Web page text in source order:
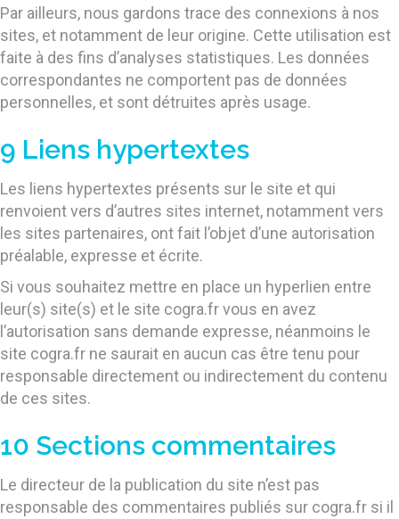
Par ailleurs, nous gardons trace des connexions à nos
sites, et notamment de leur origine. Cette utilisation est
faite à des fins d’analyses statistiques. Les données
correspondantes ne comportent pas de données
personnelles, et sont détruites après usage.
9 Liens hypertextes
Les liens hypertextes présents sur le site et qui
renvoient vers d’autres sites internet, notamment vers
les sites partenaires, ont fait l’objet d’une autorisation
préalable, expresse et écrite.
Si vous souhaitez mettre en place un hyperlien entre
leur(s) site(s) et le site cogra.fr vous en avez
l’autorisation sans demande expresse, néanmoins le
site cogra.fr ne saurait en aucun cas être tenu pour
responsable directement ou indirectement du contenu
de ces sites.
10 Sections commentaires
Le directeur de la publication du site n’est pas
responsable des commentaires publiés sur cogra.fr si il